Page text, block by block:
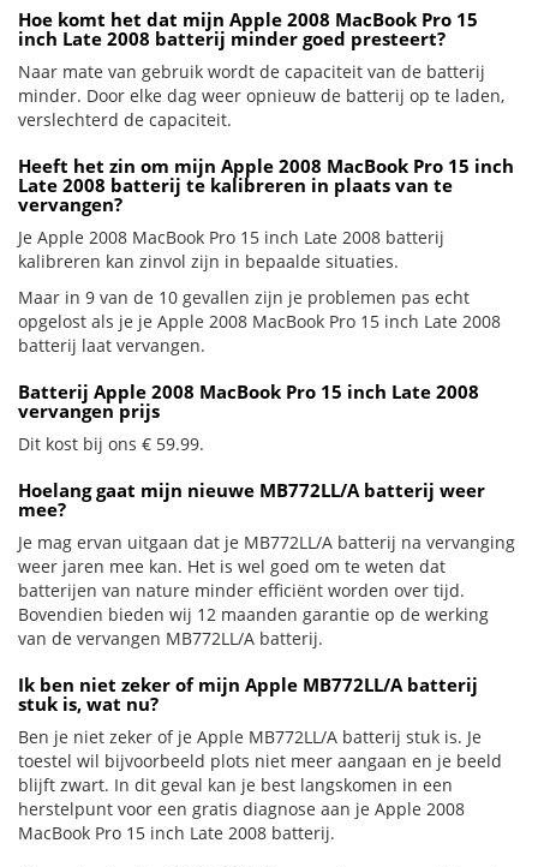
Hoe komt het dat mijn Apple 2008 MacBook Pro 15
inch Late 2008 batterij minder goed presteert?
Naar mate van gebruik wordt de capaciteit van de batterij
minder. Door elke dag weer opnieuw de batterij op te laden,
verslechterd de capaciteit.
Heeft het zin om mijn Apple 2008 MacBook Pro 15 inch
Late 2008 batterij te kalibreren in plaats van te
vervangen?
Je Apple 2008 MacBook Pro 15 inch Late 2008 batterij
kalibreren kan zinvol zijn in bepaalde situaties.
Maar in 9 van de 10 gevallen zijn je problemen pas echt
opgelost als je je Apple 2008 MacBook Pro 15 inch Late 2008
batterij laat vervangen.
Batterij Apple 2008 MacBook Pro 15 inch Late 2008
vervangen prijs
Dit kost bij ons € 59.99.
Hoelang gaat mijn nieuwe MB772LL/A batterij weer
mee?
Je mag ervan uitgaan dat je MB772LL/A batterij na vervanging
weer jaren mee kan. Het is wel goed om te weten dat
batterijen van nature minder efficiënt worden over tijd.
Bovendien bieden wij 12 maanden garantie op de werking
van de vervangen MB772LL/A batterij.
Ik ben niet zeker of mijn Apple MB772LL/A batterij
stuk is, wat nu?
Ben je niet zeker of je Apple MB772LL/A batterij stuk is. Je
toestel wil bijvoorbeeld plots niet meer aangaan en je beeld
blijft zwart. In dit geval kan je best langskomen in een
herstelpunt voor een gratis diagnose aan je Apple 2008
MacBook Pro 15 inch Late 2008 batterij.